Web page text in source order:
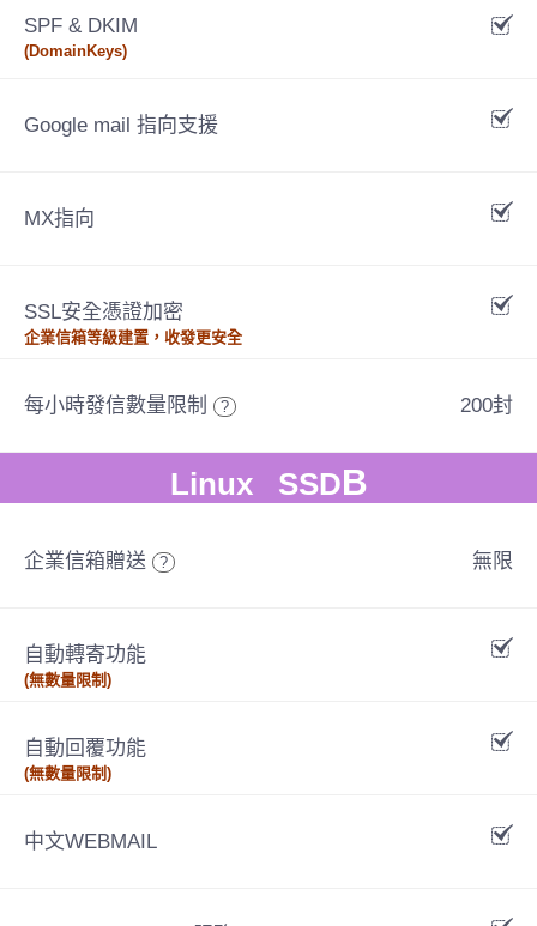
SPF & DKIM
(DomainKeys)
Google mail 指向支援
MX指向
SSL安全憑證加密
企業信箱等級建置，收發更安全
每小時發信數量限制 ? 200封
Linux SSDB
企業信箱贈送 ? 無限
自動轉寄功能
(無數量限制)
自動回覆功能
(無數量限制)
中文WEBMAIL